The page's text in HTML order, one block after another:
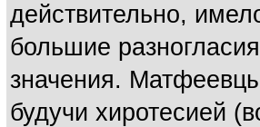
действительно,
большие
значения.
будучи хиротесией